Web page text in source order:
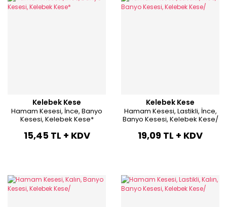
Kelebek Kese
Hamam Kesesi, İnce, Banyo
Kesesi, Kelebek Kese*
15,45 TL + KDV
Kelebek Kese
Hamam Kesesi, Lastikli, İnce,
Banyo Kesesi, Kelebek Kese/
19,09 TL + KDV